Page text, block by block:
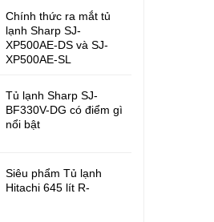
Chính thức ra mắt tủ
lạnh Sharp SJ-
XP500AE-DS và SJ-
XP500AE-SL
Tủ lạnh Sharp SJ-
BF330V-DG có điểm gì
nổi bật
Siêu phẩm Tủ lạnh
Hitachi 645 lít R-